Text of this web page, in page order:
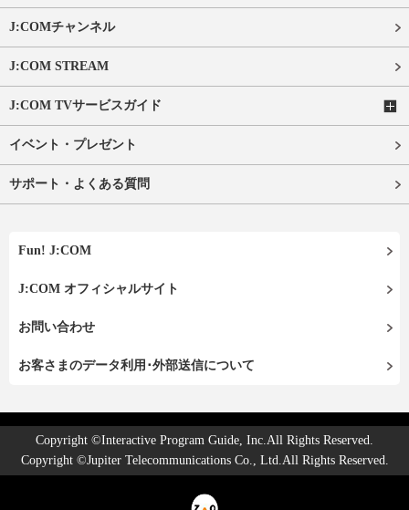
J:COMチャンネル
J:COM STREAM
J:COM TVサービスガイド
イベント・プレゼント
サポート・よくある質問
Fun! J:COM
J:COM オフィシャルサイト
お問い合わせ
お客さまのデータ利用･外部送信について
Copyright ©Interactive Program Guide, Inc.All Rights Reserved.
Copyright ©Jupiter Telecommunications Co., Ltd.All Rights Reserved.